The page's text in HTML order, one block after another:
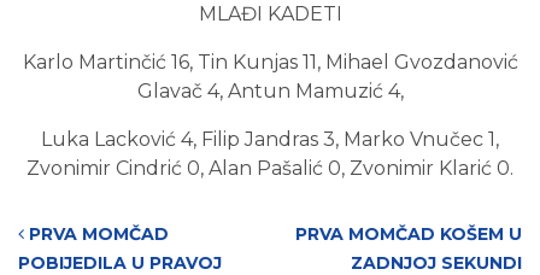
MLAĐI KADETI
Karlo Martinčić 16, Tin Kunjas 11, Mihael Gvozdanović
Glavač 4, Antun Mamuzić 4,
Luka Lacković 4, Filip Jandras 3, Marko Vnučec 1,
Zvonimir Cindrić 0, Alan Pašalić 0, Zvonimir Klarić 0.
Post navigation
PRVA MOMČAD
POBIJEDILA U PRAVOJ
PRVA MOMČAD KOŠEM U
ZADNJOJ SEKUNDI